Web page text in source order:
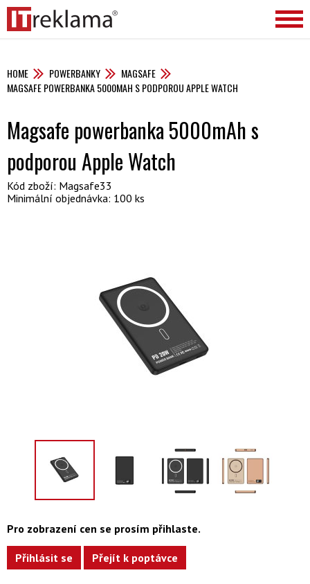
HOME POWERBANKY
MAGSAFE
MAGSAFE POWERBANKA 5000MAH S PODPOROU APPLE WATCH
Magsafe powerbanka 5000mAh s
podporou Apple Watch
Kód zboží: Magsafe33
Minimální objednávka: 100 ks
Pro zobrazení cen se prosím přihlaste.
Přihlásit se Přejít k poptávce